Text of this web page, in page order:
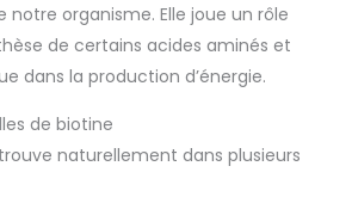
organisme. Elle joue un rôle
de certains acides aminés et
dans la production d’énergie.
de biotine
naturellement dans plusieurs